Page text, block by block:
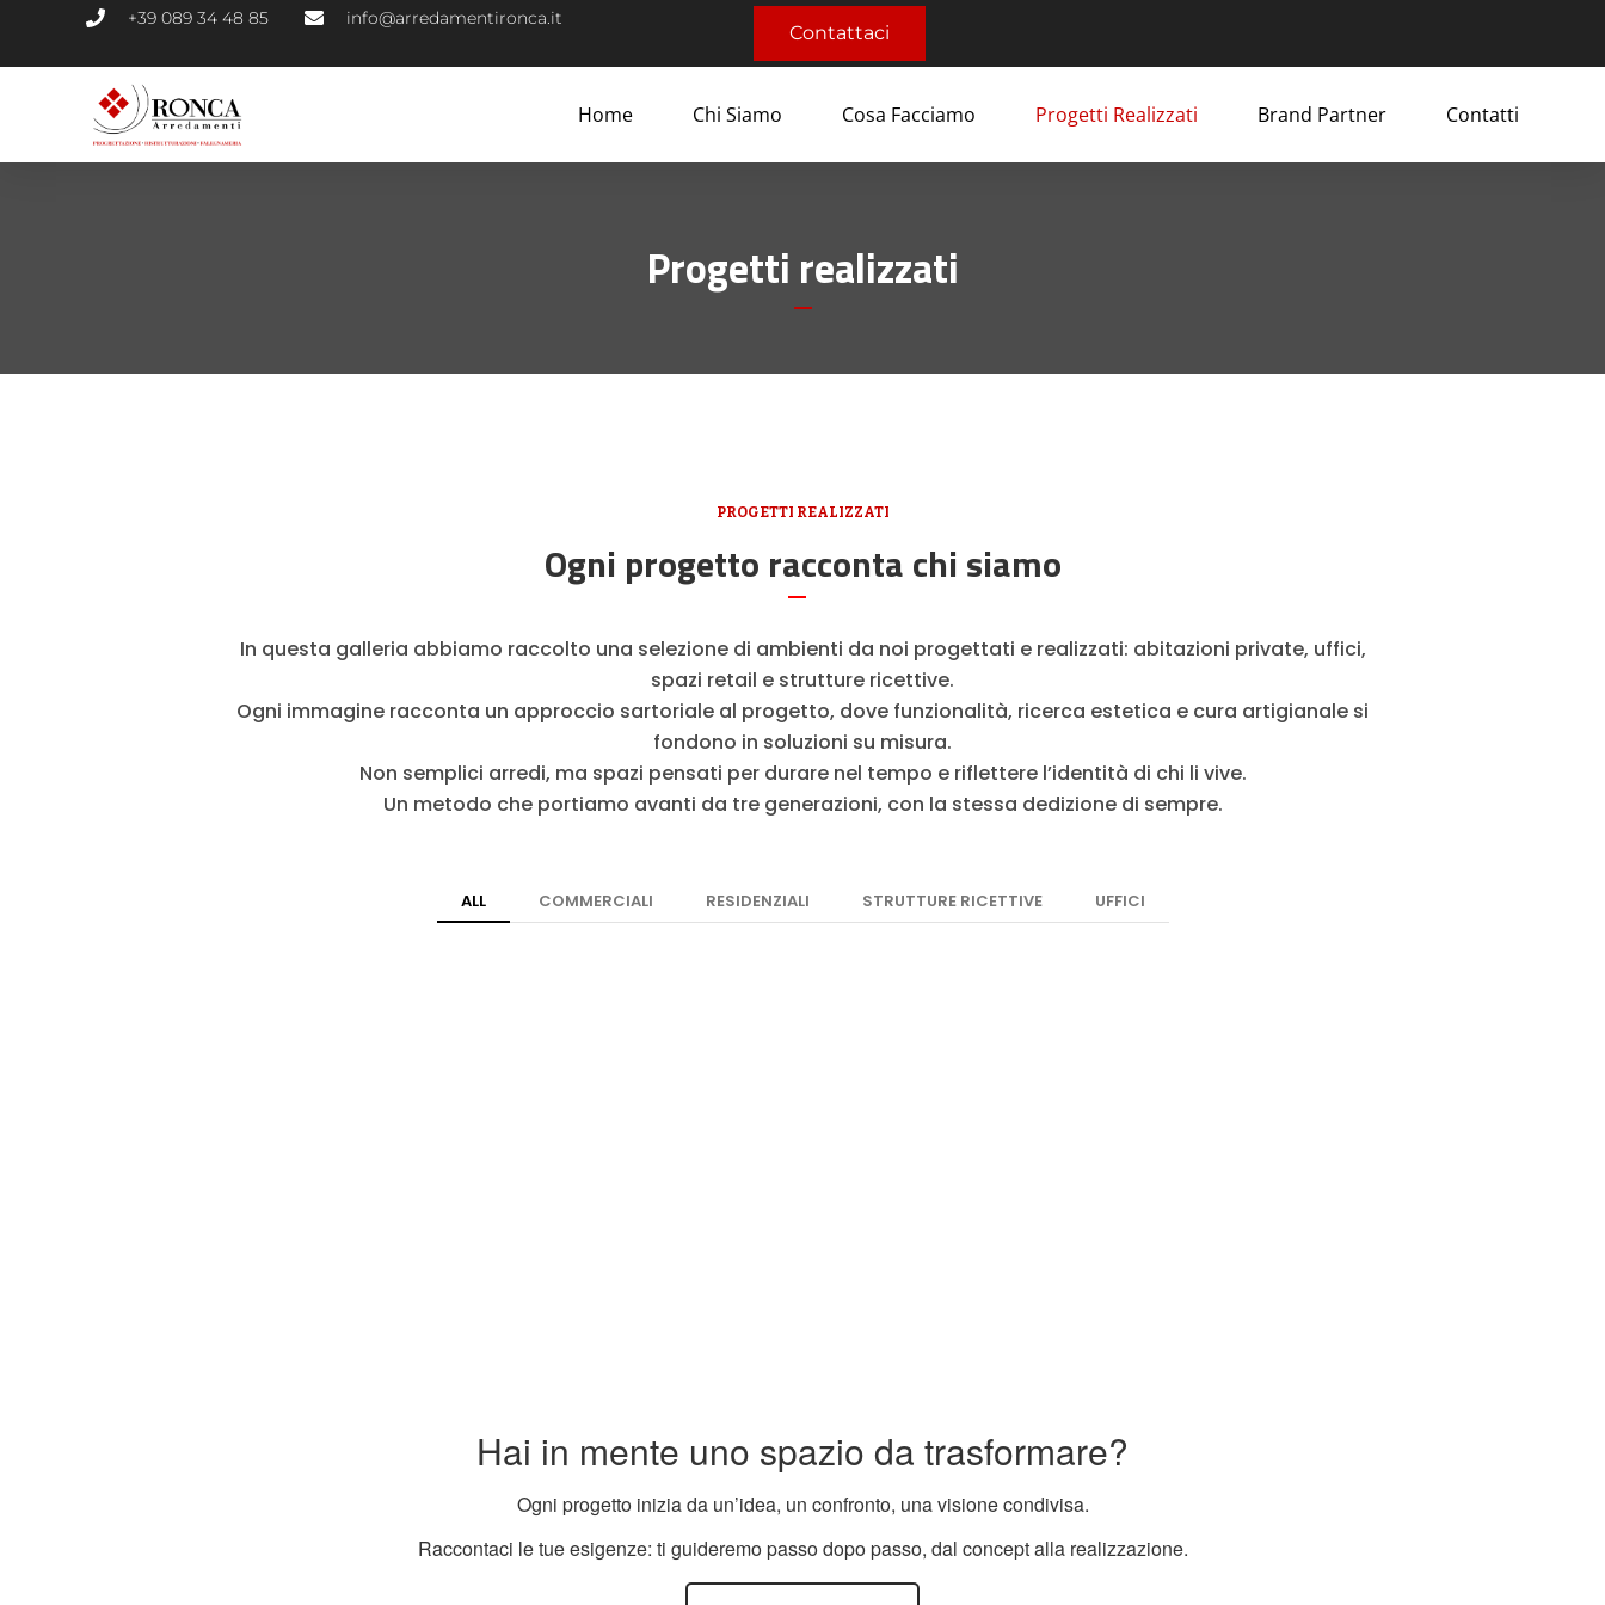
+39 089 34 48 85 info@arredamentironca.it
Contattaci
Home Chi Siamo Cosa Facciamo Progetti Realizzati Brand Partner Contatti
Progetti realizzati
PROGETTI REALIZZATI
Ogni progetto racconta chi siamo
In questa galleria abbiamo raccolto una selezione di ambienti da noi progettati e realizzati: abitazioni private, uffici,
spazi retail e strutture ricettive.
Ogni immagine racconta un approccio sartoriale al progetto, dove funzionalità, ricerca estetica e cura artigianale si
fondono in soluzioni su misura.
Non semplici arredi, ma spazi pensati per durare nel tempo e riflettere l’identità di chi li vive.
Un metodo che portiamo avanti da tre generazioni, con la stessa dedizione di sempre.
ALL COMMERCIALI RESIDENZIALI STRUTTURE RICETTIVE UFFICI
Hai in mente uno spazio da trasformare?
Ogni progetto inizia da un’idea, un confronto, una visione condivisa.
Raccontaci le tue esigenze: ti guideremo passo dopo passo, dal concept alla realizzazione.